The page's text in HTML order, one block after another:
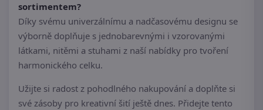
sortimentem?
Díky svému univerzálnímu a nadčasovému designu se
výborně doplňuje s jednobarevnými i vzorovanými
látkami, nitěmi a stuhami z naší nabídky pro tvoření
harmonického celku.
Užijte si radost z pohodlného nakupování a doplňte si
své zásoby pro kreativní šití ještě dnes. Přidejte tento